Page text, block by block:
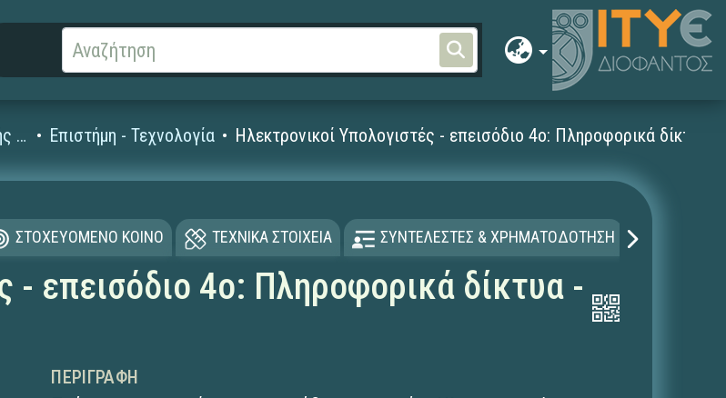
Ταινίες Εκπαιδευτικής Τηλεόρασης για τη Δευτεροβάθμια Επιστήμη - Τεχνολογία Ηλεκτρονικοί Υπολογιστές - επεισόδιο 4ο: Πληροφορικά δίκτυα -
ΣΤΟΧΕΥΟΜΕΝΟ ΚΟΙΝΟ ΤΕΧΝΙΚΑ ΣΤΟΙΧΕΙΑ ΣΥΝΤΕΛΕΣΤΕΣ & ΧΡΗΜΑΤΟΔΟΤΗΣΗ
- επεισόδιο 4ο: Πληροφορικά δίκτυα -
ΠΕΡΙΓΡΑΦΉ